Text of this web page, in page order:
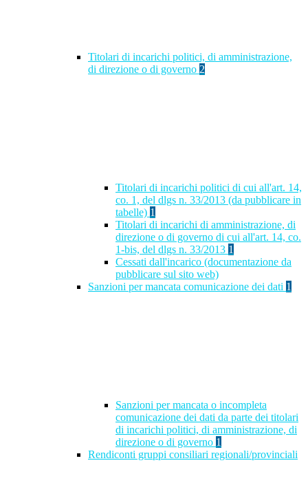
Titolari di incarichi politici, di amministrazione,
di direzione o di governo 2
Titolari di incarichi politici di cui all'art. 14,
co. 1, del dlgs n. 33/2013 (da pubblicare in
tabelle) 1
Titolari di incarichi di amministrazione, di
direzione o di governo di cui all'art. 14, co.
1-bis, del dlgs n. 33/2013 1
Cessati dall'incarico (documentazione da
pubblicare sul sito web)
Sanzioni per mancata comunicazione dei dati 1
Sanzioni per mancata o incompleta
comunicazione dei dati da parte dei titolari
di incarichi politici, di amministrazione, di
direzione o di governo 1
Rendiconti gruppi consiliari regionali/provinciali